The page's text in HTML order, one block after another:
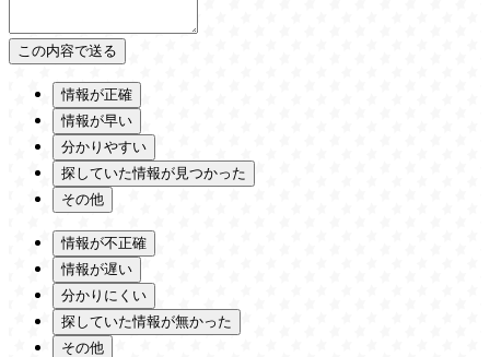
情報が正確
情報が早い
分かりやすい
探していた情報が見つかった
その他
情報が不正確
情報が遅い
分かりにくい
探していた情報が無かった
その他